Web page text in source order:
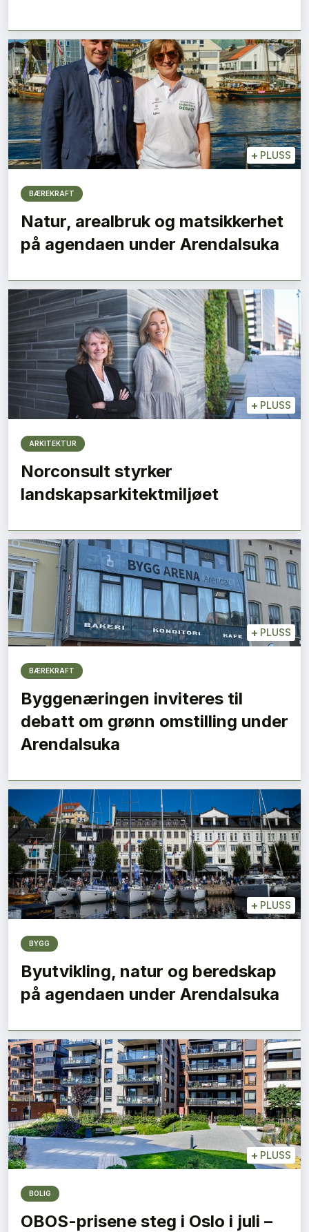
+ PLUSS
BÆREKRAFT
Natur, arealbruk og matsikkerhet
på agendaen under Arendalsuka
+ PLUSS
ARKITEKTUR
Norconsult styrker
landskapsarkitektmiljøet
+ PLUSS
BÆREKRAFT
Byggenæringen inviteres til
debatt om grønn omstilling under
Arendalsuka
+ PLUSS
BYGG
Byutvikling, natur og beredskap
på agendaen under Arendalsuka
+ PLUSS
BOLIG
OBOS-prisene steg i Oslo i juli –